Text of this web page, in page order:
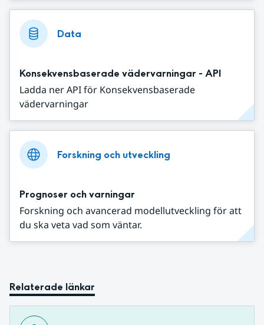
Data
Konsekvensbaserade vädervarningar - API
Ladda ner API för Konsekvensbaserade
vädervarningar
Forskning och utveckling
Prognoser och varningar
Forskning och avancerad modellutveckling för att
du ska veta vad som väntar.
Relaterade länkar